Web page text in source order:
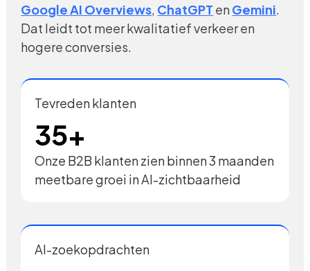
Google AI Overviews, ChatGPT en Gemini.
Dat leidt tot meer kwalitatief verkeer en
hogere conversies.
Tevreden klanten
35+
Onze B2B klanten zien binnen 3 maanden
meetbare groei in AI-zichtbaarheid
AI-zoekopdrachten